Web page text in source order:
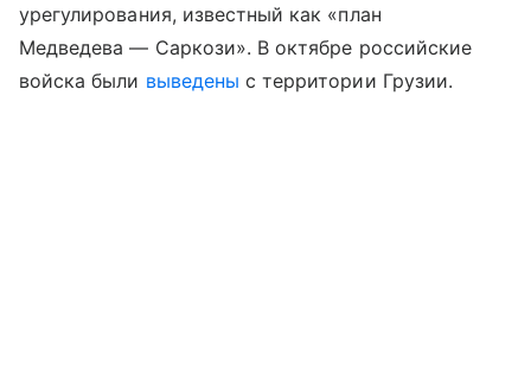
урегулирования, известный как «план
Медведева — Саркози». В октябре российские
войска были выведены с территории Грузии.